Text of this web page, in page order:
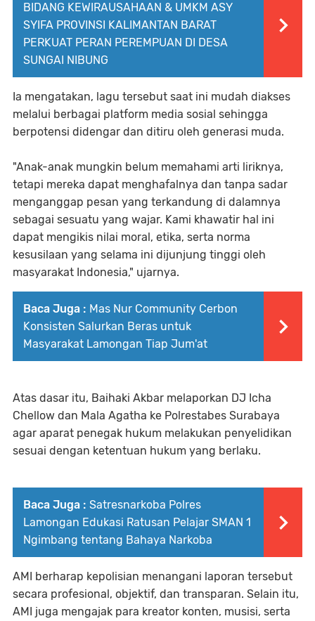
BIDANG KEWIRAUSAHAAN & UMKM ASY
SYIFA PROVINSI KALIMANTAN BARAT
PERKUAT PERAN PEREMPUAN DI DESA
SUNGAI NIBUNG
Ia mengatakan, lagu tersebut saat ini mudah diakses
melalui berbagai platform media sosial sehingga
berpotensi didengar dan ditiru oleh generasi muda.
"Anak-anak mungkin belum memahami arti liriknya,
tetapi mereka dapat menghafalnya dan tanpa sadar
menganggap pesan yang terkandung di dalamnya
sebagai sesuatu yang wajar. Kami khawatir hal ini
dapat mengikis nilai moral, etika, serta norma
kesusilaan yang selama ini dijunjung tinggi oleh
masyarakat Indonesia," ujarnya.
Baca Juga : Mas Nur Community Cerbon
Konsisten Salurkan Beras untuk
Masyarakat Lamongan Tiap Jum'at
Atas dasar itu, Baihaki Akbar melaporkan DJ Icha
Chellow dan Mala Agatha ke Polrestabes Surabaya
agar aparat penegak hukum melakukan penyelidikan
sesuai dengan ketentuan hukum yang berlaku.
Baca Juga : Satresnarkoba Polres
Lamongan Edukasi Ratusan Pelajar SMAN 1
Ngimbang tentang Bahaya Narkoba
AMI berharap kepolisian menangani laporan tersebut
secara profesional, objektif, dan transparan. Selain itu,
AMI juga mengajak para kreator konten, musisi, serta